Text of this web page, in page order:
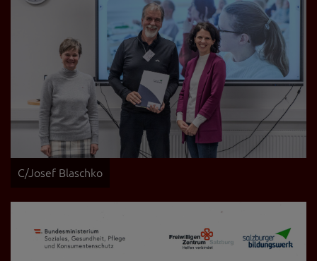
C/Josef Blaschko